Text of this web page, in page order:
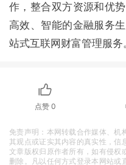
作，整合双方资源和优
高效、智能的金融服务
站式互联网财富管理服务
点赞0
免责声明：本网转载合作媒体、机
其观点或证实其内容的真实性，信
文章版权归原作者所有，如有侵权
删除。凡以任何方式登录本网站或